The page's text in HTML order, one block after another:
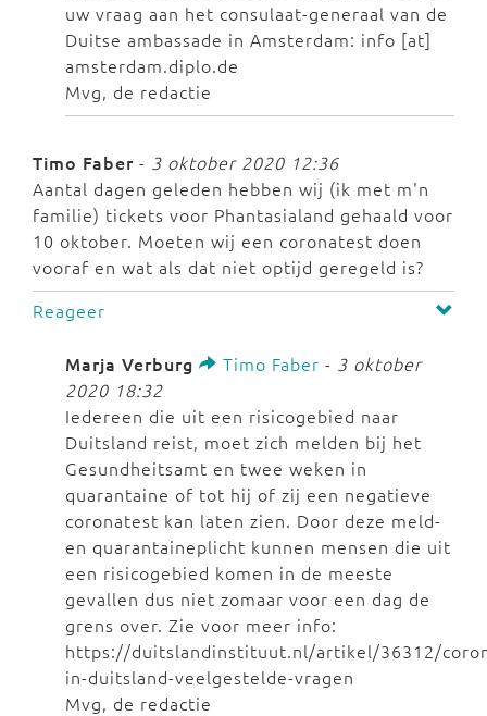
uw vraag aan het consulaat-generaal van de
Duitse ambassade in Amsterdam: info [at]
amsterdam.diplo.de
Mvg, de redactie
Timo Faber - 3 oktober 2020 12:36
Aantal dagen geleden hebben wij (ik met m'n
familie) tickets voor Phantasialand gehaald voor
10 oktober. Moeten wij een coronatest doen
vooraf en wat als dat niet optijd geregeld is?
Reageer
Marja Verburg Timo Faber - 3 oktober
2020 18:32
Iedereen die uit een risicogebied naar
Duitsland reist, moet zich melden bij het
Gesundheitsamt en twee weken in
quarantaine of tot hij of zij een negatieve
coronatest kan laten zien. Door deze meld-
en quarantaineplicht kunnen mensen die uit
een risicogebied komen in de meeste
gevallen dus niet zomaar voor een dag de
grens over. Zie voor meer info:
https://duitslandinstituut.nl/artikel/36312/
in-duitsland-veelgestelde-vragen
Mvg, de redactie